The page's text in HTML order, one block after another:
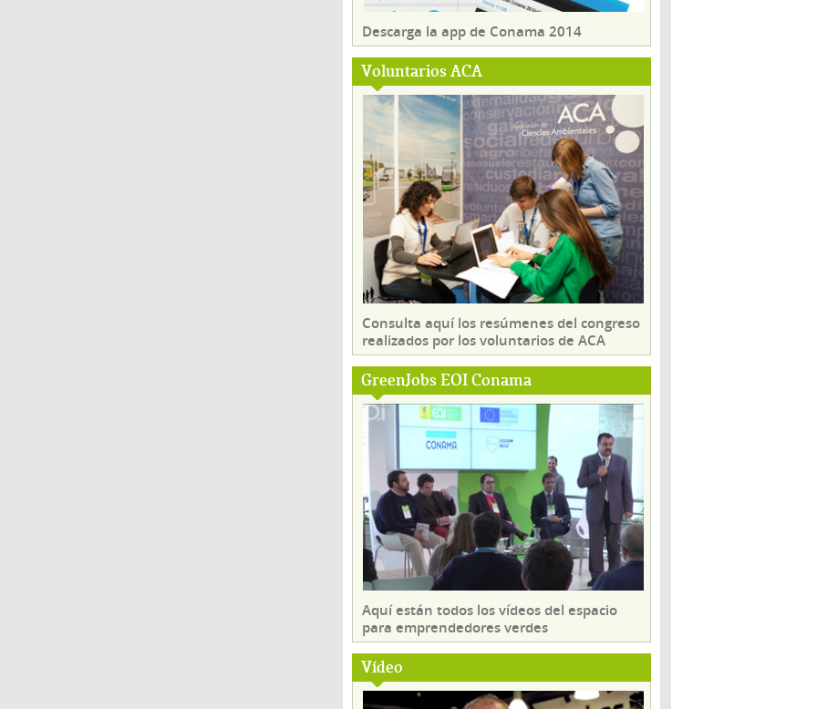
Descarga la app de Conama 2014
Voluntarios ACA
Consulta aquí los resúmenes del congreso
realizados por los voluntarios de ACA
GreenJobs EOI Conama
Aquí están todos los vídeos del espacio
para emprendedores verdes
Vídeo